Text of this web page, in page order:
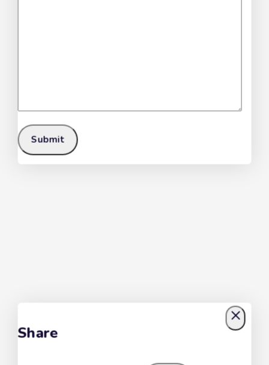
Share